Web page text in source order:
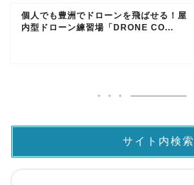
個人でも豊洲でドローンを飛ばせる！屋
内型ドローン練習場「DRONE CO...
サイト内検索